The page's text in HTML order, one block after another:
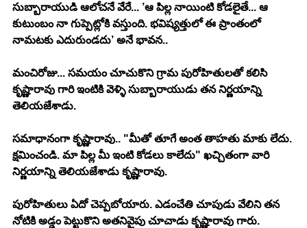
సుబ్బారాయుడి ఆలోచనే వేరే... ’ఆ పిల్ల నాయింటి కోడలైతే... ఆ
కుటుంబం నా గుప్పెట్లోకి వస్తుంది. భవిష్యత్తులో ఈ ప్రాంతంలో
నామటకు ఎదురుండదు’ అనే భావన..
మంచిరోజు... సమయం చూచుకొని గ్రామ పురోహితులతో కలిసి
కృష్ణారావు గారి ఇంటికి వెళ్ళి సుబ్బారాయుడు తన నిర్ణయాన్ని
తెలియజేశాడు.
సమాధానంగా కృష్ణారావు.. "మీతో తూగే అంత తాహతు మాకు లేదు.
క్షమించండి. మా పిల్ల మీ ఇంటి కోడలు కాలేదు" ఖచ్చితంగా వారి
నిర్ణయాన్ని తెలియజేశాడు కృష్ణారావు.
పురోహితులు ఏదో చెప్పబోయారు. ఎడంచేతి చూపుడు వేలిని తన
నోటికి అడ్డం పెట్టుకొని అతనివైపు చూచాడు కృష్ణారావు గారు.